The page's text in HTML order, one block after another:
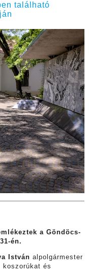
található
a Göndöcs-
én.
István alpolgármester
és